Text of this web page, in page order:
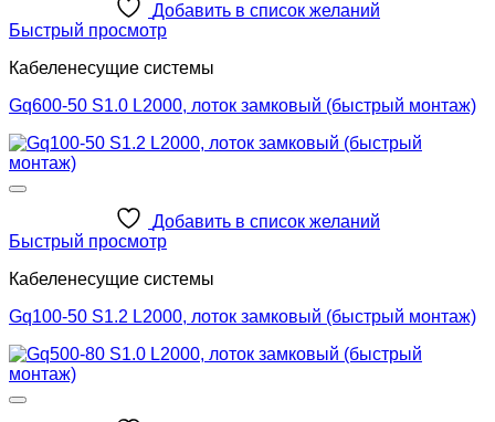
Добавить в список желаний
Быстрый просмотр
Кабеленесущие системы
Gq600-50 S1.0 L2000, лоток замковый (быстрый монтаж)
Добавить в список желаний
Быстрый просмотр
Кабеленесущие системы
Gq100-50 S1.2 L2000, лоток замковый (быстрый монтаж)